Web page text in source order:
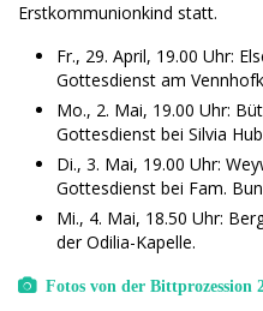
Erstkommunionkind statt.
Fr., 29. April, 19.00 Uhr:
Gottesdienst am
Mo., 2. Mai, 19.00 Uhr:
Gottesdienst bei Silvia
Di., 3. Mai, 19.00 Uhr:
Gottesdienst bei Fam.
Mi., 4. Mai, 18.50 Uhr:
der Odilia-Kapelle.
Fotos von der Bittprozession